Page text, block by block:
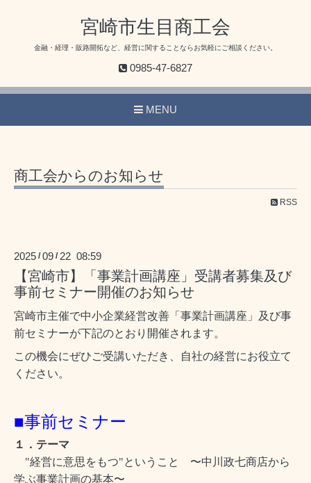
宮崎市生目商工会
金融・経理・販路開拓など、経営に関することならお気軽にご相談ください。
0985-47-6827
MENU
商工会からのお知らせ
RSS
2025 /09 / 22 08:59
【宮崎市】「事業計画講座」受講者募集及び
事前セミナー開催のお知らせ
宮崎市主催で中小企業経営改善「事業計画講座」及び事
前セミナーが下記のとおり開催されます。
この機会にぜひご受講いただき、自社の経営にお役立て
ください。
■事前セミナー
１．テーマ
"経営に意思をもつ"ということ 〜中川政七商店から
学ぶ事業計画の基本〜